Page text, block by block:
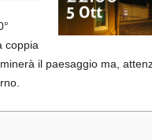
coppia
il paesaggio ma,